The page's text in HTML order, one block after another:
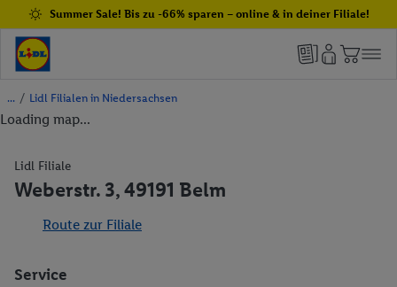
Summer Sale! Bis zu -66% sparen – online & in deiner Filiale!
/ Lidl Filialen in Niedersachsen
Loading map...
Lidl Filiale
Weberstr. 3, 49191 Belm
Route zur Filiale
Service